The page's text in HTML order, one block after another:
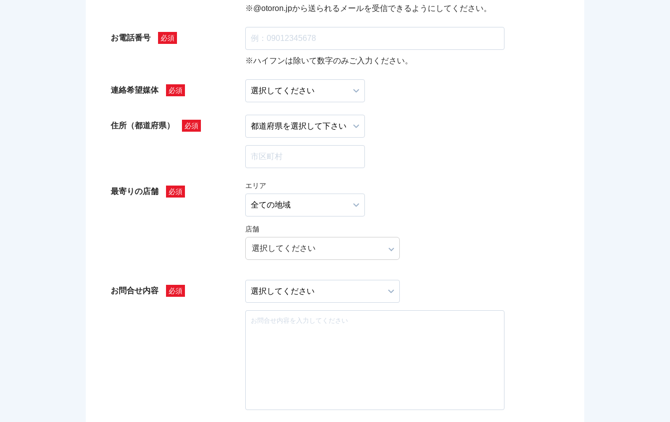
※@otoron.jpから送られるメールを受信できるようにしてください。
お電話番号
※ハイフンは除いて数字のみご入力ください。
連絡希望媒体
住所（都道府県）
最寄りの店舗
エリア
店舗
選択してください
お問合せ内容